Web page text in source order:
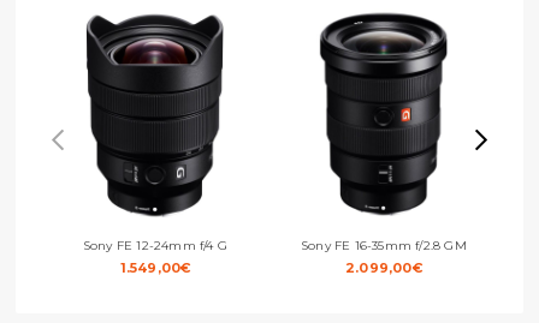
Sony FE 12-24mm f/4 G
1.549,00€
Sony FE 16-35mm f/2.8 GM
2.099,00€